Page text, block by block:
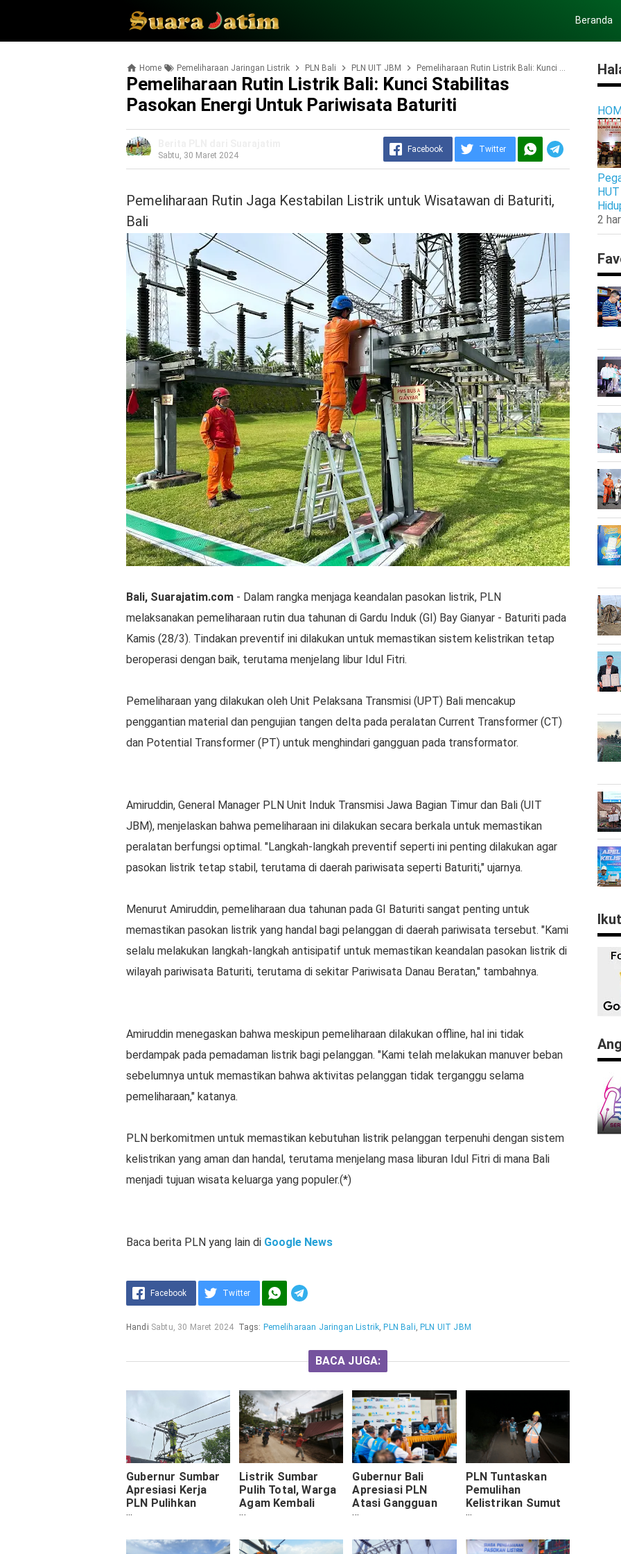
Beranda
Home Pemeliharaan Jaringan Listrik PLN Bali PLN UIT JBM Pemeliharaan Rutin Listrik Bali: Kunci Stabilitas Pasokan Energi untuk Pariwisata Baturiti
Pemeliharaan Rutin Listrik Bali: Kunci Stabilitas
Pasokan Energi Untuk Pariwisata Baturiti
Sabtu, 30 Maret 2024
Facebook Twitter
Pemeliharaan Rutin Jaga Kestabilan Listrik untuk Wisatawan di Baturiti,
Bali
Bali, Suarajatim.com - Dalam rangka menjaga keandalan pasokan listrik, PLN
melaksanakan pemeliharaan rutin dua tahunan di Gardu Induk (GI) Bay Gianyar - Baturiti pada
Kamis (28/3). Tindakan preventif ini dilakukan untuk memastikan sistem kelistrikan tetap
beroperasi dengan baik, terutama menjelang libur Idul Fitri.
Pemeliharaan yang dilakukan oleh Unit Pelaksana Transmisi (UPT) Bali mencakup
penggantian material dan pengujian tangen delta pada peralatan Current Transformer (CT)
dan Potential Transformer (PT) untuk menghindari gangguan pada transformator.
Amiruddin, General Manager PLN Unit Induk Transmisi Jawa Bagian Timur dan Bali (UIT
JBM), menjelaskan bahwa pemeliharaan ini dilakukan secara berkala untuk memastikan
peralatan berfungsi optimal. "Langkah-langkah preventif seperti ini penting dilakukan agar
pasokan listrik tetap stabil, terutama di daerah pariwisata seperti Baturiti," ujarnya.
Menurut Amiruddin, pemeliharaan dua tahunan pada GI Baturiti sangat penting untuk
memastikan pasokan listrik yang handal bagi pelanggan di daerah pariwisata tersebut. "Kami
selalu melakukan langkah-langkah antisipatif untuk memastikan keandalan pasokan listrik di
wilayah pariwisata Baturiti, terutama di sekitar Pariwisata Danau Beratan," tambahnya.
Amiruddin menegaskan bahwa meskipun pemeliharaan dilakukan offline, hal ini tidak
berdampak pada pemadaman listrik bagi pelanggan. "Kami telah melakukan manuver beban
sebelumnya untuk memastikan bahwa aktivitas pelanggan tidak terganggu selama
pemeliharaan," katanya.
PLN berkomitmen untuk memastikan kebutuhan listrik pelanggan terpenuhi dengan sistem
kelistrikan yang aman dan handal, terutama menjelang masa liburan Idul Fitri di mana Bali
menjadi tujuan wisata keluarga yang populer.(*)
Baca berita PLN yang lain di Google News
Facebook Twitter
Handi Sabtu, 30 Maret 2024 Tags: Pemeliharaan Jaringan Listrik, PLN Bali, PLN UIT JBM
BACA JUGA:
Gubernur Sumbar
Apresiasi Kerja
PLN Pulihkan
Listrik
Listrik Sumbar
Pulih Total, Warga
Agam Kembali
Menikmati Terang
Gubernur Bali
Apresiasi PLN
Atasi Gangguan
Listrik dalam 12
Event Internasional
PLN Tuntaskan
Pemulihan
Kelistrikan Sumut
100 Persen. Sumut
2